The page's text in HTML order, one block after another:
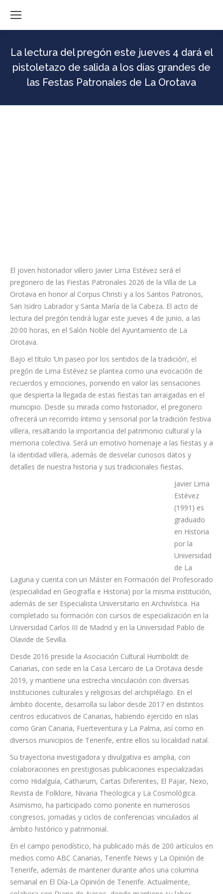
La lectura del pregón este jueves 4 dará el
pistoletazo de salida a los días grandes de
las Festas Patronales de La Orotava
El joven historiador villero Javier Lima Estévez será el
pregonero de las Fiestas Patronales 2026 de la Villa de La
Orotava en honor al Corpus Christi y a los Santos Patronos,
San Isidro Labrador y Santa María de la Cabeza. El acto de
lectura del pregón tendrá lugar este jueves 4 de junio, a las
20:00 horas, en el Salón Noble del Ayuntamiento de La
Orotava.
Bajo el título ‘Un paseo por los sentidos de la tradición’, el
pregón de Lima Estévez se plantea como una evocación de
recuerdos y emociones, poniendo en valor las sensaciones
que despierta la llegada de estas fiestas tan arraigadas en el
municipio. Desde su mirada como historiador, el pregonero
ofrecerá un recorrido íntimo y sensorial por la tradición festiva
villera, resaltando la importancia del patrimonio cultural y la
memoria colectiva. Será un emotivo homenaje a las fiestas y a
la identidad villera, además de desvelar curiosos datos y
detalles de nuestra historia y sus tradicionales fiestas.
Javier Lima
Estévez
(1991) es
graduado
en Historia
por la
Universidad
de La
Laguna y cuenta con un Máster en Formación del Profesorado
(especialidad en Geografía e Historia) por la misma institución,
además de ser Especialista Universitario en Archivística. Ha
completado su formación con cursos de especialización en la
Universidad Carlos III de Madrid y en la Universidad Pablo de
Olavide de Sevilla.
Desde 2016 preside la Asociación Cultural Humboldt de
Canarias, con sede en la Casa Lercaro de La Orotava desde
2019, y mantiene una estrecha vinculación con diversas
instituciones culturales y religiosas del archipiélago. En el
ámbito docente, desarrolla su labor desde 2017 en distintos
centros educativos de Canarias, habiendo ejercido en islas
como Gran Canaria, Fuerteventura y La Palma, así como en
diversos municipios de Tenerife, entre ellos su localidad natal.
Su trayectoria investigadora y divulgativa es amplia, con
colaboraciones en prestigiosas publicaciones especializadas
como Hidalguía, Catharum, Cartas Diferentes, El Pajar, Nexo,
Revista de Folklore, Nivaria Theologica y La Cosmológica.
Asimismo, ha participado como ponente en numerosos
congresos, jornadas y ciclos de conferencias vinculados al
ámbito histórico y patrimonial.
En el campo periodístico, ha publicado más de 200 artículos en
medios como ABC Canarias, Tenerife News y La Opinión de
Tenerife, además de mantener durante años una columna
semanal en El Día-La Opinión de Tenerife. Actualmente,